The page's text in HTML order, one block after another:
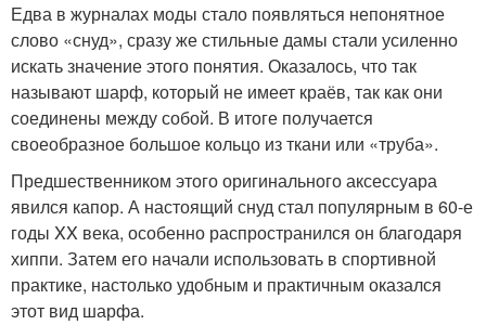
Едва в журналах моды стало появляться непонятное
слово «снуд», сразу же стильные дамы стали усиленно
искать значение этого понятия. Оказалось, что так
называют шарф, который не имеет краёв, так как они
соединены между собой. В итоге получается
своеобразное большое кольцо из ткани или «труба».
Предшественником этого оригинального аксессуара
явился капор. А настоящий снуд стал популярным в 60-е
годы XX века, особенно распространился он благодаря
хиппи. Затем его начали использовать в спортивной
практике, настолько удобным и практичным оказался
этот вид шарфа.